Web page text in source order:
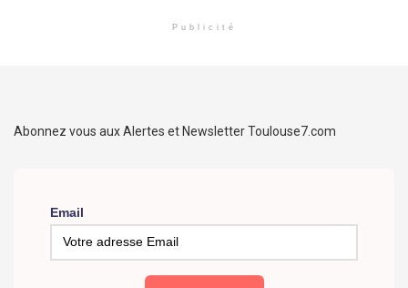
Publicité
Abonnez vous aux Alertes et Newsletter Toulouse7.com
Email